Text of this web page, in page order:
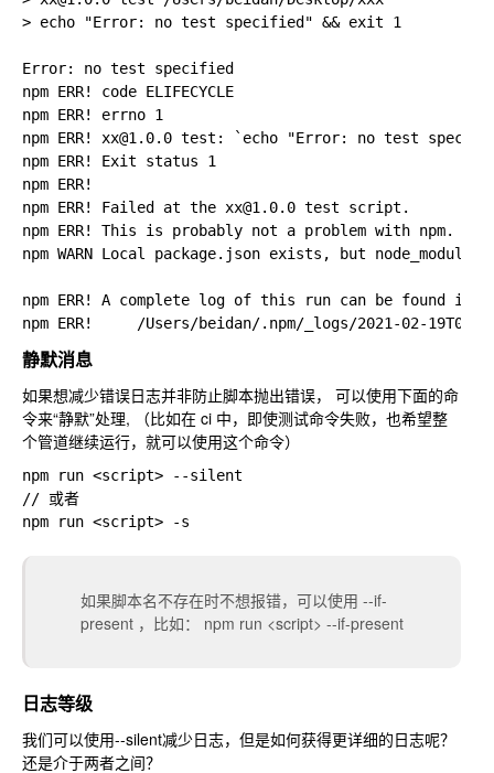
> echo "Error: no test specified" && exit 1
Error: no test specified
npm ERR! code ELIFECYCLE
npm ERR! errno 1
npm ERR! xx@1.0.0 test: `echo "Error: no test
npm ERR! Exit status 1
npm ERR!
npm ERR! Failed at the xx@1.0.0 test script.
npm ERR! This is probably not a problem with npm.
npm WARN Local package.json exists, but
npm ERR! A complete log of this run can be found in:
静默消息
如果想减少错误日志并非防止脚本抛出错误， 可以使用下面的命
令来“静默”处理, （比如在 ci 中，即使测试命令失败，也希望整
个管道继续运行，就可以使用这个命令）
npm run <script> --silent
// 或者
如果脚本名不存在时不想报错，可以使用 --if-
present ，比如： npm run <script> --if-present
日志等级
我们可以使用--silent减少日志，但是如何获得更详细的日志呢？
还是介于两者之间？